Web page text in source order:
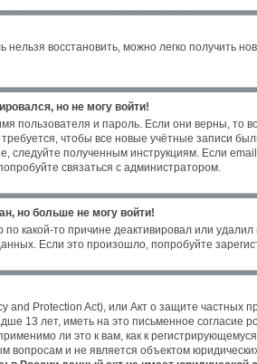
нельзя восстановить, можно легко получить
но не могу войти!
пользователя и пароль. Если они верны, то
чтобы все новые учётные записи
следуйте полученным инструкциям. Если
связаться с администратором.
но больше не могу войти!
какой-то причине деактивировал или
Если это произошло, попробуйте
and Protection Act), или Акт о защите
13 лет, иметь на это письменное согласие
ли это к вам, как к
вопросам и не является объектом